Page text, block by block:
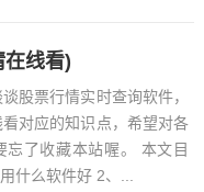
线看)
股票行情实时查询软件，
对应的知识点，希望对各
忘了收藏本站喔。 本文目
什么软件好 2、...